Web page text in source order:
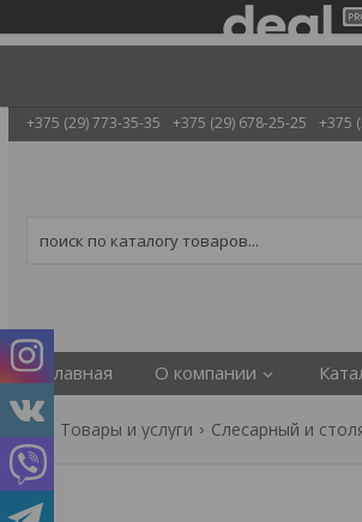
+375 (29) 773-35-35 +375 (29) 678-25-25 +375
Главная О компании
Товары и услуги Слесарный и